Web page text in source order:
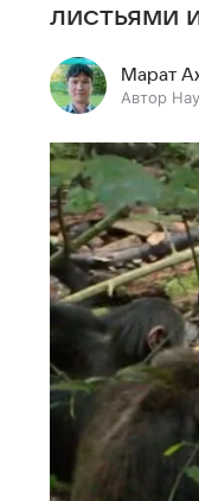
листьями
Марат
Автор